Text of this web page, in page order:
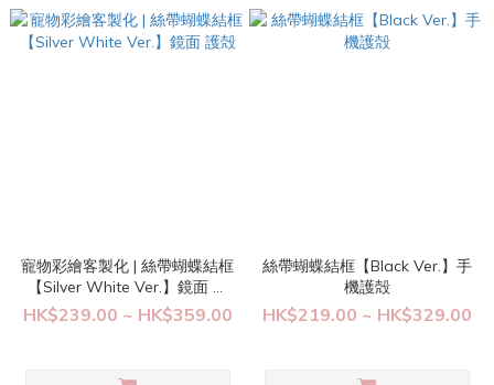
寵物彩繪客製化 | 絲帶蝴蝶結框
【Silver White Ver.】鏡面 護
HK$239.00 ~ HK$359.00
絲帶蝴蝶結框【Black Ver.】手
機護殻
HK$219.00 ~ HK$329.00